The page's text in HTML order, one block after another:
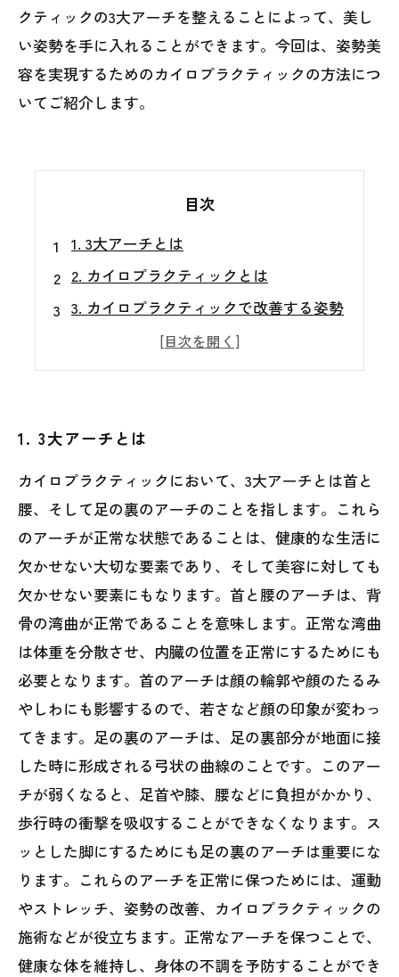
クティックの3大アーチを整えることによって、美し
い姿勢を手に入れることができます。今回は、姿勢美
容を実現するためのカイロプラクティックの方法につ
いてご紹介します。
目次
1. 3大アーチとは
2. カイロプラクティックとは
3. カイロプラクティックで改善する姿勢
4. カイロプラクティックによる美容効果
5. カイロプラクティックで開花する自信
1. 3大アーチとは
カイロプラクティックにおいて、3大アーチとは首と
腰、そして足の裏のアーチのことを指します。これら
のアーチが正常な状態であることは、健康的な生活に
欠かせない大切な要素であり、そして美容に対しても
欠かせない要素にもなります。首と腰のアーチは、背
骨の湾曲が正常であることを意味します。正常な湾曲
は体重を分散させ、内臓の位置を正常にするためにも
必要となります。首のアーチは顔の輪郭や顔のたるみ
やしわにも影響するので、若さなど顔の印象が変わっ
てきます。足の裏のアーチは、足の裏部分が地面に接
した時に形成される弓状の曲線のことです。このアー
チが弱くなると、足首や膝、腰などに負担がかかり、
歩行時の衝撃を吸収することができなくなります。ス
ッとした脚にするためにも足の裏のアーチは重要にな
ります。これらのアーチを正常に保つためには、運動
やストレッチ、姿勢の改善、カイロプラクティックの
施術などが役立ちます。正常なアーチを保つことで、
健康な体を維持し、身体の不調を予防することができ